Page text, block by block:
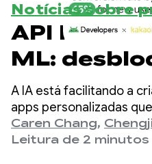
Notícias sobre
API
ML:
Gemini
A IA está facilitando a
apps personalizadas
conteúdo no formato
Anteriormente,
Caren Chang,
Leitura de 2 minutos